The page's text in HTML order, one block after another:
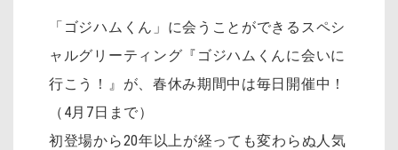
「ゴジハムくん」に会うことができるスペシ
ャルグリーティング『ゴジハムくんに会いに
行こう！』が、春休み期間中は毎日開催中！
（4月7日まで）
初登場から20年以上が経っても変わらぬ人気